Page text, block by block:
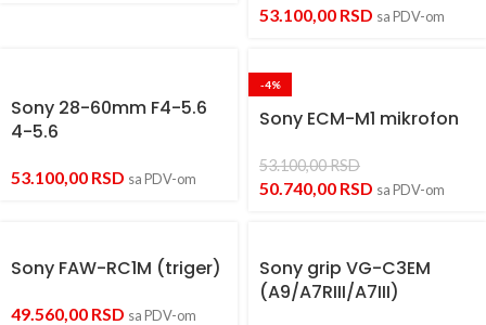
53.100,00 RSD sa PDV-om
Sony 28-60mm F4-5.6
4-5.6
53.100,00 RSD sa PDV-om
-4%
Sony ECM-M1 mikrofon
53.100,00RSD
50.740,00 RSD sa PDV-om
Sony FAW-RC1M (triger)
49.560,00 RSD sa PDV-om
Sony grip VG-C3EM
(A9/A7RIII/A7III)